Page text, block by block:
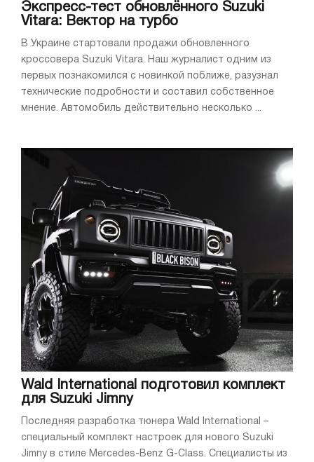
Экспресс-тест обновлённого Suzuki
Vitara: Вектор на турбо
В Украине стартовали продажи обновленного
кроссовера Suzuki Vitara. Наш журналист одним из
первых познакомился с новинкой поближе, разузнал
технические подробности и составил собственное
мнение. Автомобиль действительно несколько ...
Wald International подготовил комплект
для Suzuki Jimny
Последняя разработка тюнера Wald International –
специальный комплект настроек для нового Suzuki
Jimny в стиле Mercedes-Benz G-Class. Специалисты из